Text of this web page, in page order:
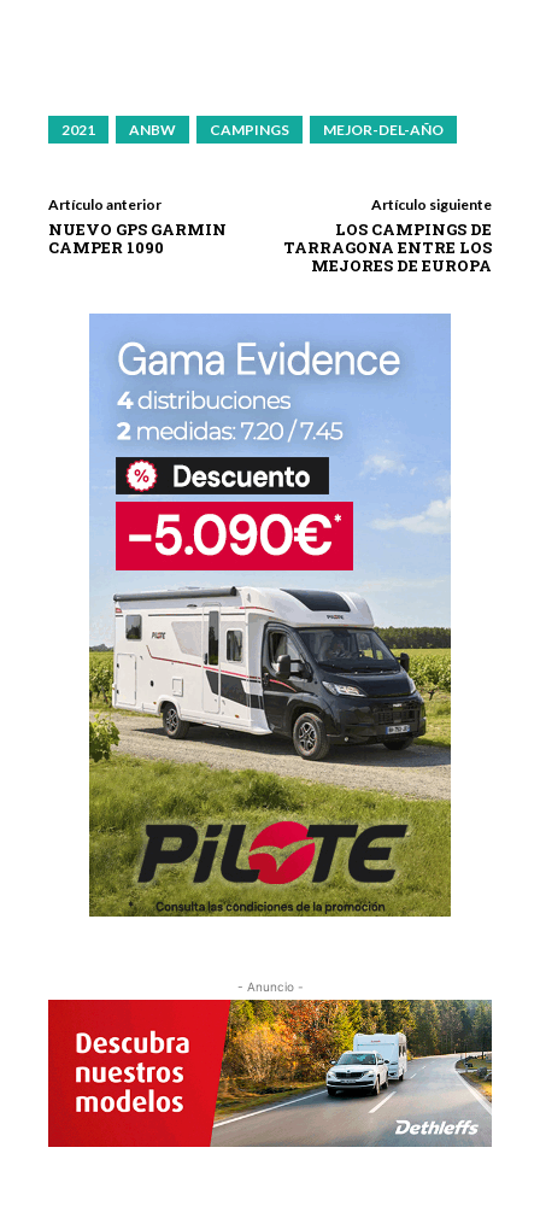
2021 ANBW CAMPINGS MEJOR-DEL-AÑO
Artículo anterior
NUEVO GPS GARMIN
CAMPER 1090
Artículo siguiente
LOS CAMPINGS DE
TARRAGONA ENTRE LOS
MEJORES DE EUROPA
- Anuncio -